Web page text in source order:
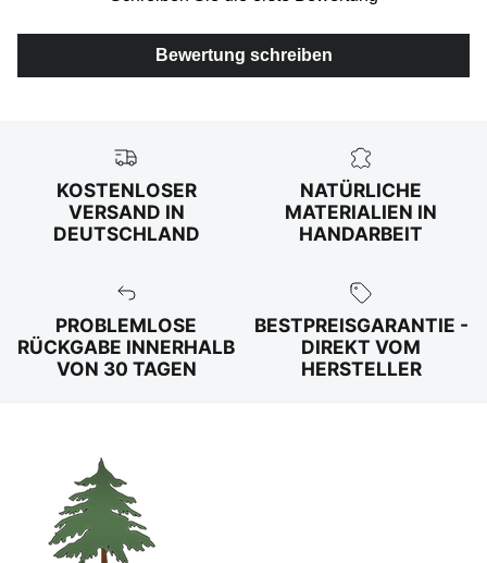
Bewertung schreiben
KOSTENLOSER
VERSAND IN
DEUTSCHLAND
NATÜRLICHE
MATERIALIEN IN
HANDARBEIT
PROBLEMLOSE
RÜCKGABE INNERHALB
VON 30 TAGEN
BESTPREISGARANTIE -
DIREKT VOM
HERSTELLER